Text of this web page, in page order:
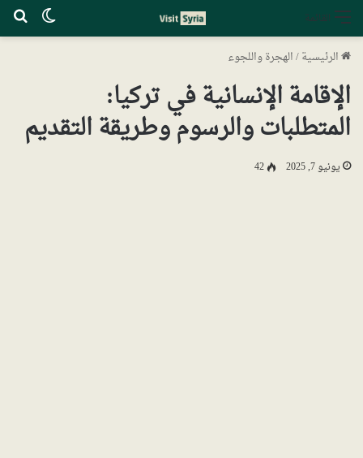
القائمة
الرئيسية/الهجرة واللجوء
الإقامة الإنسانية في تركيا:
المتطلبات والرسوم وطريقة التقديم
يونيو 7, 2025 42